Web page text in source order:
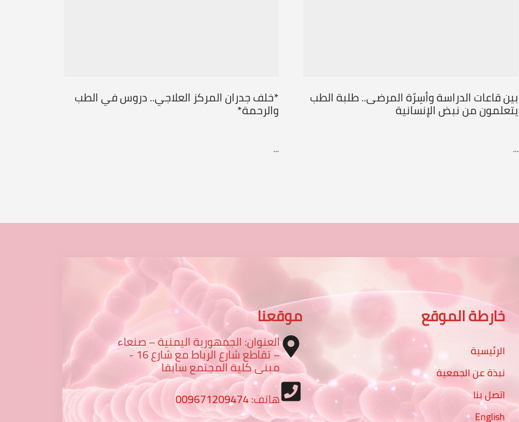
بين قاعات الدراسة وأسِرّة المرضى.. طلبة الطب
يتعلمون من نبض الإنسانية
...
*خلف جدران المركز العلاجي.. دروس في الطب
والرحمة*
...
خارطة الموقع
الرئيسية
نبذة عن الجمعية
اتصل بنا
English
موقعنا
العنوان: الجمهورية اليمنية – صنعاء
– تقاطع شارع الرباط مع شارع 16 -
مبنى كلية المجتمع سابقا
هاتف:009671209474